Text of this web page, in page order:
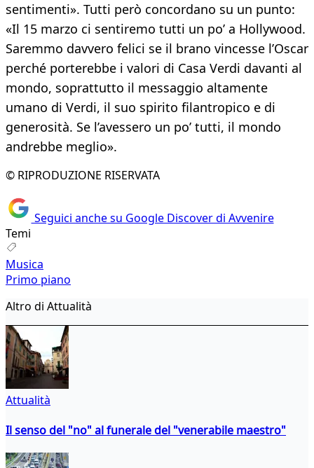
sentimenti». Tutti però concordano su un punto:
«Il 15 marzo ci sentiremo tutti un po’ a Hollywood.
Saremmo davvero felici se il brano vincesse l’Oscar
perché porterebbe i valori di Casa Verdi davanti al
mondo, soprattutto il messaggio altamente
umano di Verdi, il suo spirito filantropico e di
generosità. Se l’avessero un po’ tutti, il mondo
andrebbe meglio».
© RIPRODUZIONE RISERVATA
Seguici anche su Google Discover di Avvenire
Temi
Musica
Primo piano
Altro di Attualità
Attualità
Il senso del "no" al funerale del "venerabile maestro"